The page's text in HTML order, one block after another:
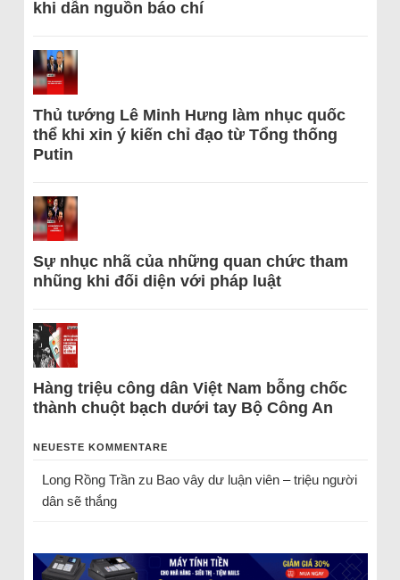
khi dẫn nguồn báo chí
Thủ tướng Lê Minh Hưng làm nhục quốc
thể khi xin ý kiến chỉ đạo từ Tổng thống
Putin
Sự nhục nhã của những quan chức tham
nhũng khi đối diện với pháp luật
Hàng triệu công dân Việt Nam bỗng chốc
thành chuột bạch dưới tay Bộ Công An
NEUESTE KOMMENTARE
Long Rồng Trầnzu Bao vây dư luận viên – triệu người
dân sẽ thắng